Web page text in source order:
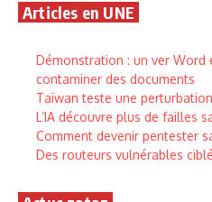
Articles en UNE
Démonstration : un ver
contaminer des documents
Taïwan teste une
L’IA découvre plus de failles
Comment devenir pentester
Des routeurs vulnérables